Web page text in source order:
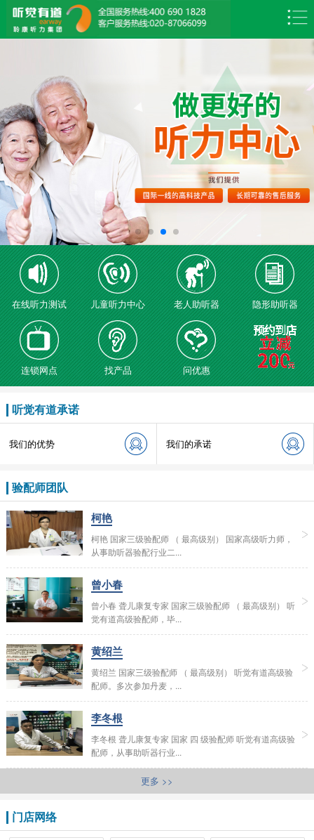
在线听力测试 儿童听力中心 老人助听器 隐形助听器
连锁网点 找产品 问优惠
听觉有道承诺
我们的优势 我们的承诺
验配师团队
柯艳
柯艳 国家三级验配师 （ 最高级别） 国家高级听力师，
从事助听器验配行业二...
曾小春
曾小春 聋儿康复专家 国家三级验配师 （ 最高级别） 听
觉有道高级验配师，毕...
黄绍兰
黄绍兰 国家三级验配师 （ 最高级别） 听觉有道高级验
配师。多次参加丹麦，...
李冬根
李冬根 聋儿康复专家 国家 四 级验配师 听觉有道高级验
配师，从事助听器行业...
更多 >>
门店网络